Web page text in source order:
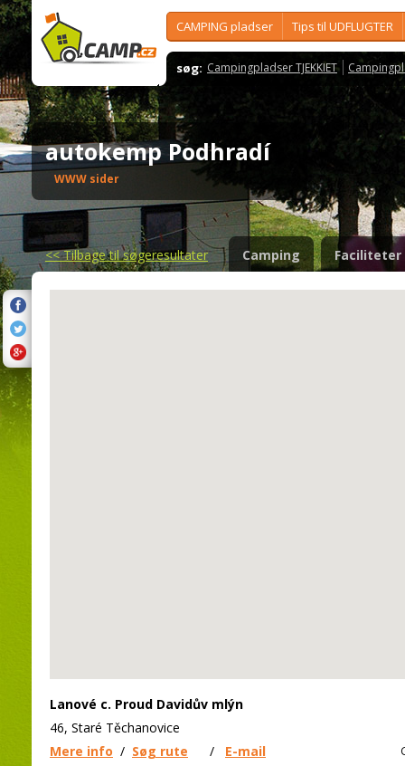
CAMPING pladser Tips til UDFLUGTER
søg: Campingpladser TJEKKIET
autokemp Podhradí
WWW sider
<<Tilbage til søgeresultater Camping Faciliteter
Lanové c. Proud Davidův mlýn
46, Staré Těchanovice
Mere info / Søg rute / E-mail